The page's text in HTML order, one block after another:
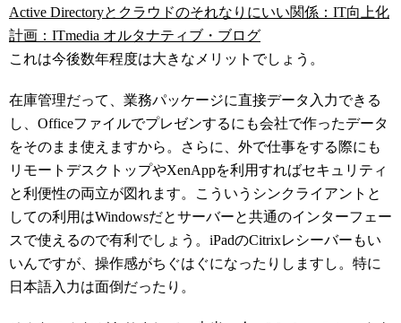
Active Directoryとクラウドのそれなりにいい関係：IT向上化
計画：ITmedia オルタナティブ・ブログ
これは今後数年程度は大きなメリットでしょう。
在庫管理だって、業務パッケージに直接データ入力できる
し、Officeファイルでプレゼンするにも会社で作ったデータ
をそのまま使えますから。さらに、外で仕事をする際にも
リモートデスクトップやXenAppを利用すればセキュリティ
と利便性の両立が図れます。こういうシンクライアントと
しての利用はWindowsだとサーバーと共通のインターフェー
スで使えるので有利でしょう。iPadのCitrixレシーバーもい
いんですが、操作感がちぐはぐになったりしますし。特に
日本語入力は面倒だったり。